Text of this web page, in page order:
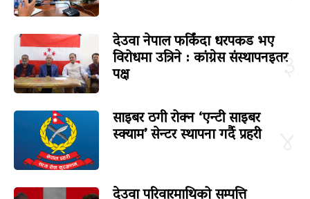
३
देउवा नेपाल फर्किंदा धरपकड भए
विरोधमा उत्रिने : कांग्रेस संस्थापनइतर
पक्ष
साइबर ठगी रोक्न ‘एन्टी साइबर
स्क्याम’ सेन्टर स्थापना गर्दै प्रहरी